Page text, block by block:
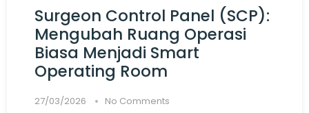
Surgeon Control Panel (SCP):
Mengubah Ruang Operasi
Biasa Menjadi Smart
Operating Room
27/03/2026 No Comments